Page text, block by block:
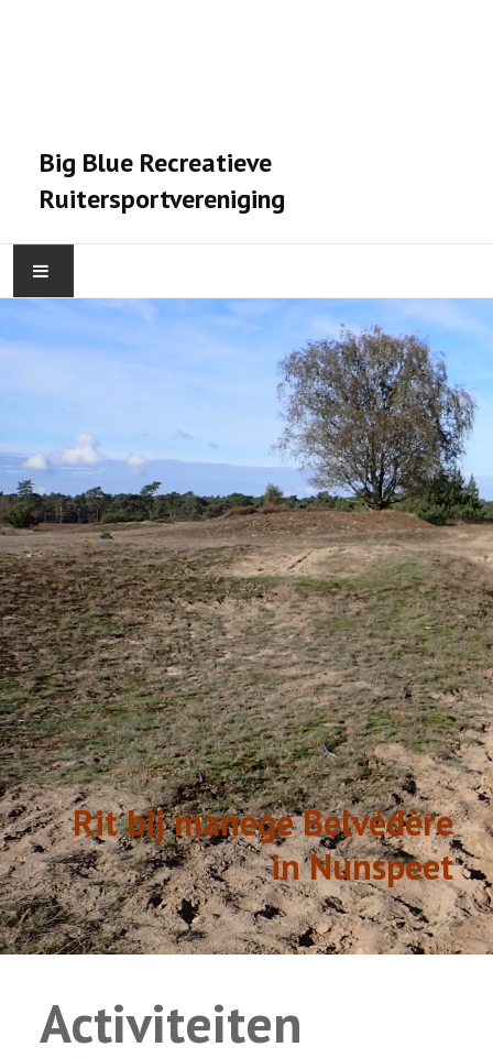
Big Blue Recreatieve
Ruitersportvereniging
VERENIGING
STALPRAET
GESCHIEDENIS
LINKS
Rit bij manege Belvédère
in Nunspeet
Activiteiten